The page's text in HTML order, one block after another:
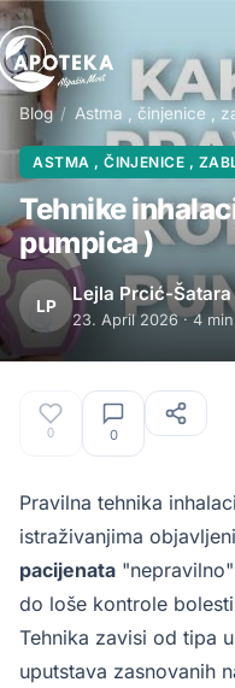
Blog / Astma , činjenice ,
ASTMA , ČINJENICE ,
Tehnike
pumpica )
LP
Lejla Prcić-Šatara
23. April 2026 · 4
0 0
Pravilna tehnika
istraživanjima
pacijenata
do loše kontrole
Tehnika zavisi od tipa
uputstava zasnovanih